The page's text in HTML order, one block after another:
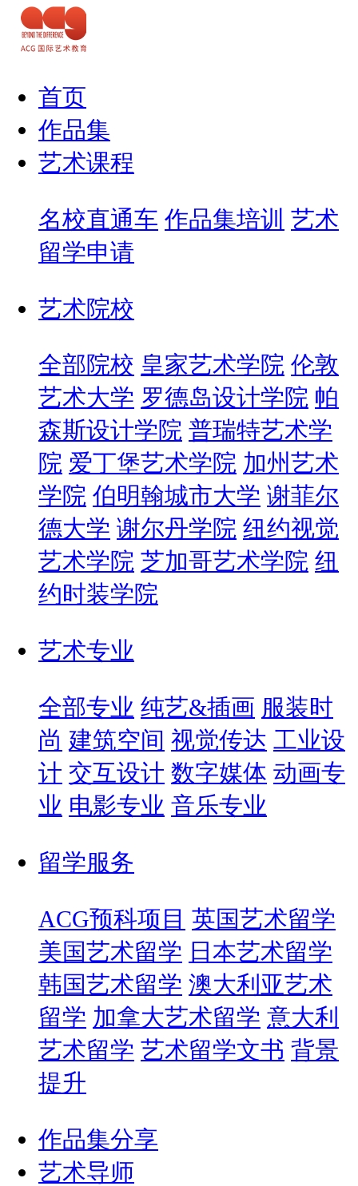
首页
作品集
艺术课程
名校直通车 作品集培训 艺术
留学申请
艺术院校
全部院校 皇家艺术学院 伦敦
艺术大学 罗德岛设计学院 帕
森斯设计学院 普瑞特艺术学
院 爱丁堡艺术学院 加州艺术
学院 伯明翰城市大学 谢菲尔
德大学 谢尔丹学院 纽约视觉
艺术学院 芝加哥艺术学院 纽
约时装学院
艺术专业
全部专业 纯艺&插画 服装时
尚 建筑空间 视觉传达 工业设
计 交互设计 数字媒体 动画专
业 电影专业 音乐专业
留学服务
ACG预科项目 英国艺术留学
美国艺术留学 日本艺术留学
韩国艺术留学 澳大利亚艺术
留学 加拿大艺术留学 意大利
艺术留学 艺术留学文书 背景
提升
作品集分享
艺术导师